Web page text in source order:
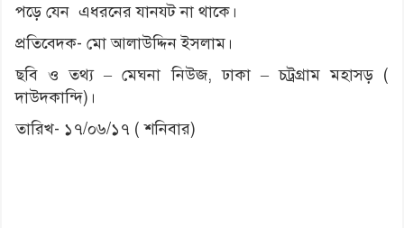
পড়ে যেন এধরনের যানযট না থাকে।
প্রতিবেদক- মো আলাউদ্দিন ইসলাম।
ছবি ও তথ্য – মেঘনা নিউজ, ঢাকা – চট্রগ্রাম মহাসড় (
দাউদকান্দি)।
তারিখ- ১৭/০৬/১৭ ( শনিবার)